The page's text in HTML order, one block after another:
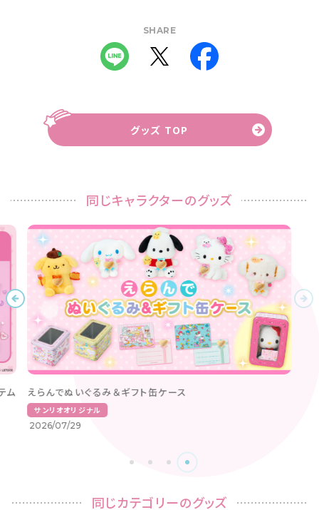
SHARE
グッズ TOP
同じキャラクターのグッズ
ム えらんでぬいぐるみ＆ギフト缶ケース
サンリオオリジナル
2026/07/29
同じカテゴリーのグッズ